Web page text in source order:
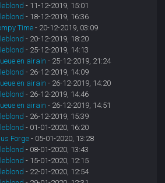
- 11-12-2019, 15:01
- 18-12-2019, 16:36
Time - 20-12-2019, 03:09
- 20-12-2019, 18:20
- 25-12-2019, 14:13
en airain - 25-12-2019, 21:24
- 26-12-2019, 14:09
en airain - 26-12-2019, 14:20
- 26-12-2019, 14:46
en airain - 26-12-2019, 14:51
- 26-12-2019, 15:39
- 01-01-2020, 16:20
Forge - 05-01-2020, 13:28
- 08-01-2020, 13:43
- 15-01-2020, 12:15
- 22-01-2020, 12:54